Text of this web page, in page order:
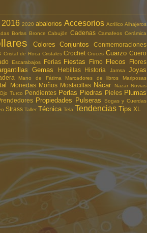
2016 2020 abalorios Accesorios Acrílico Alhajeros
Borlas Bronce Cabujón Cadenas Camafeos Cerámica
Colores Conjuntos Conmemoraciones
Cristal de Roca Cristales Crochet Cruces Cuarzo Cuero
Escarabajos Ferias Fiestas Fimo Flecos
Flores
Gemas Hebillas Historia Jamsa Joyas
Mano de Fátima Marcadores de libros
Mariposas
Monedas Moños Mostacillas Nácar Nazar Novias
Ojo Turco Pendientes Perlas Piedras Pieles Plumas
Propiedades Pulseras
Sogas y Cuerdas
Strass Taller Técnica Tela Tendencias Tips XL